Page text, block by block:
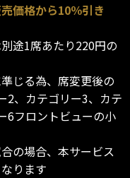
価格から10％引き
途1席あたり220円の
じる為、席変更後の
2、カテゴリー3、カテ
6フロントビューの小
の場合、本サービス
ります